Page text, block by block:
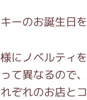
ーのお誕生日
にノベルティ
て異なるので
ぞれのお店と
ツ(クイズ・
！